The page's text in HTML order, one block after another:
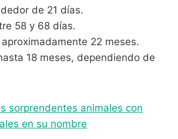
de 21 días.
58 y 68 días.
aproximadamente 22 meses.
18 meses, dependiendo de
sorprendentes animales con
en su nombre